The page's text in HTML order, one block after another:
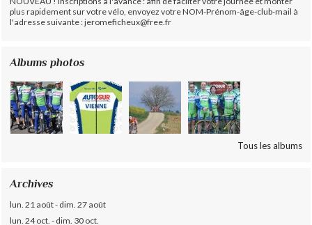
plus rapidement sur votre vélo, envoyez votre NOM-Prénom-âge-club-mail à
l'adresse suivante : jeromeficheux@free.fr
Albums photos
Tous les albums
Archives
lun. 21 août - dim. 27 août
lun. 24 oct. - dim. 30 oct.